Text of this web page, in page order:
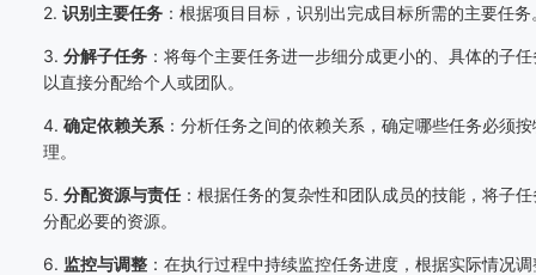
2. 识别主要任务 ：根据项目目标，识别出完成目标所需的主要任务
3. 分解子任务 ：将每个主要任务进一步细分成更小的、具体的子
以直接分配给个人或团队。
4. 确定依赖关系 ：分析任务之间的依赖关系，确定哪些任务必须
理。
5. 分配资源与责任 ：根据任务的复杂性和团队成员的技能，将子
分配必要的资源。
6. 监控与调整 ：在执行过程中持续监控任务进度，根据实际情况